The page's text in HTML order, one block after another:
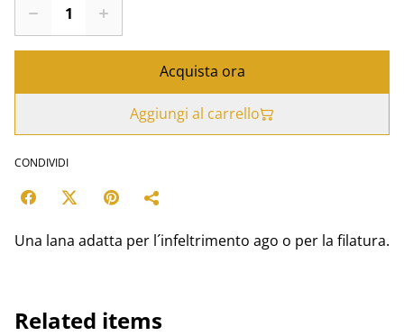
Acquista ora
Aggiungi al carrello
CONDIVIDI
Una lana adatta per l´infeltrimento ago o per la filatura.
Related items